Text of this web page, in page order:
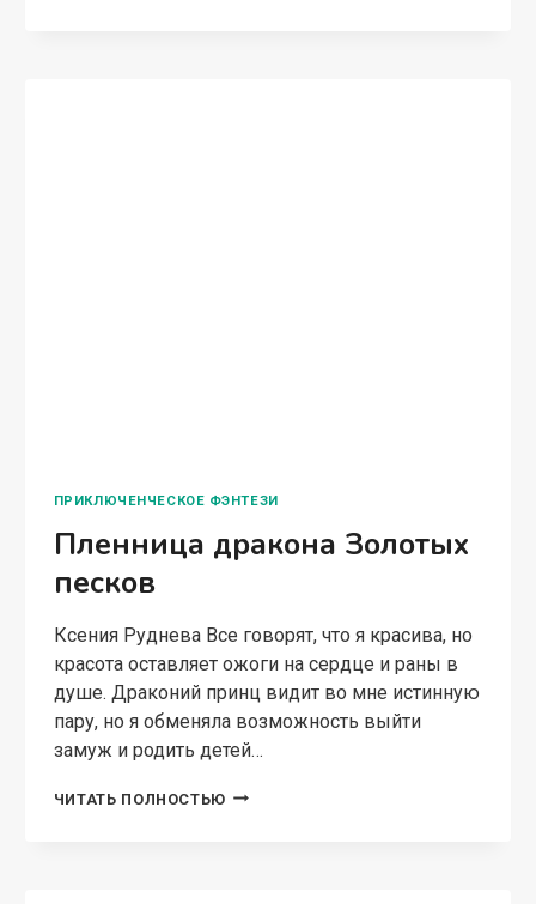
ПРИКЛЮЧЕНЧЕСКОЕ ФЭНТЕЗИ
Пленница дракона Золотых
песков
Ксения Руднева Все говорят, что я красива, но
красота оставляет ожоги на сердце и раны в
душе. Драконий принц видит во мне истинную
пару, но я обменяла возможность выйти
замуж и родить детей…
ЧИТАТЬ ПОЛНОСТЬЮ ПЛЕННИЦА